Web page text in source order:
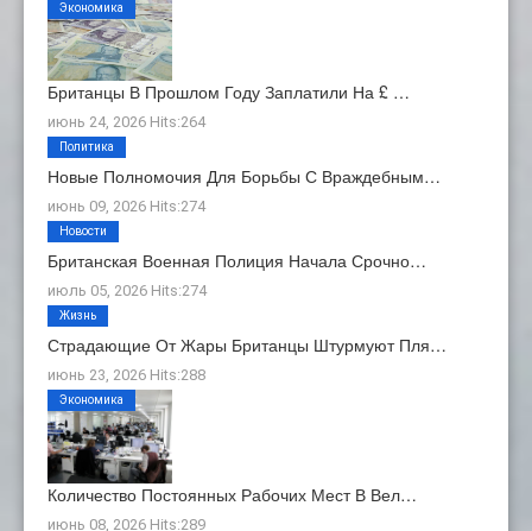
Британцы В Прошлом Году Заплатили На £ …
июнь 24, 2026 Hits:264
Экономика
Новые Полномочия Для Борьбы С Враждебным…
июнь 09, 2026 Hits:274
Политика
Британская Военная Полиция Начала Срочно…
июль 05, 2026 Hits:274
Новости
Страдающие От Жары Британцы Штурмуют Пля…
июнь 23, 2026 Hits:288
Жизнь
Количество Постоянных Рабочих Мест В Вел…
июнь 08, 2026 Hits:289
Экономика